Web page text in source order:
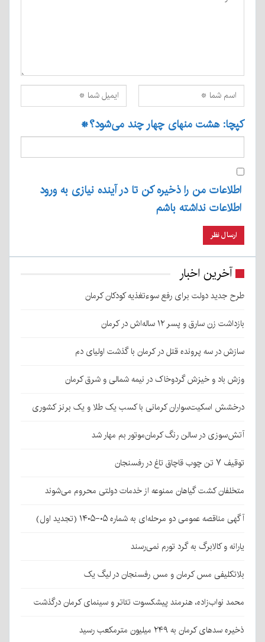
کپچا: هشت منهای چهار چند می‌شود؟*
اطلاعات من را ذخیره کن تا در آینده نیازی به ورود
اطلاعات نداشته باشم
آخرین اخبار
طرح جدید دولت برای رفع سوءتغذیه کودکان کرمان
بازداشت زن سارق و پسر ۱۲ ساله‌اش در کرمان
سازش در سه پرونده قتل در کرمان با گذشت اولیای دم
وزش باد و خیزش گردوخاک در نیمه شمالی و شرق کرمان
درخشش اسکیت‌سواران کرمانی با کسب یک طلا و یک برنز کشوری
آتش‌سوزی در سالن رنگ کرمان‌موتور بم مهار شد
توقیف ۷ تن چوب قاچاق تاغ در رفسنجان
متخلفان کشت گیاهان ممنوعه از خدمات دولتی محروم می‌شوند
آگهی مناقصه عمومی دو مرحله‌ای به شماره ۰۵-۱۴۰۵ (تجدید اول)
یارانه و کالابرگ به گرد تورم نمی‌رسند
بلاتکلیفی مس کرمان و مس رفسنجان در لیگ یک
محمد نواب‌زاده، هنرمند پیشکسوت تئاتر و سینمای کرمان درگذشت
ذخیره سدهای کرمان به ۲۴۹ میلیون مترمکعب رسید